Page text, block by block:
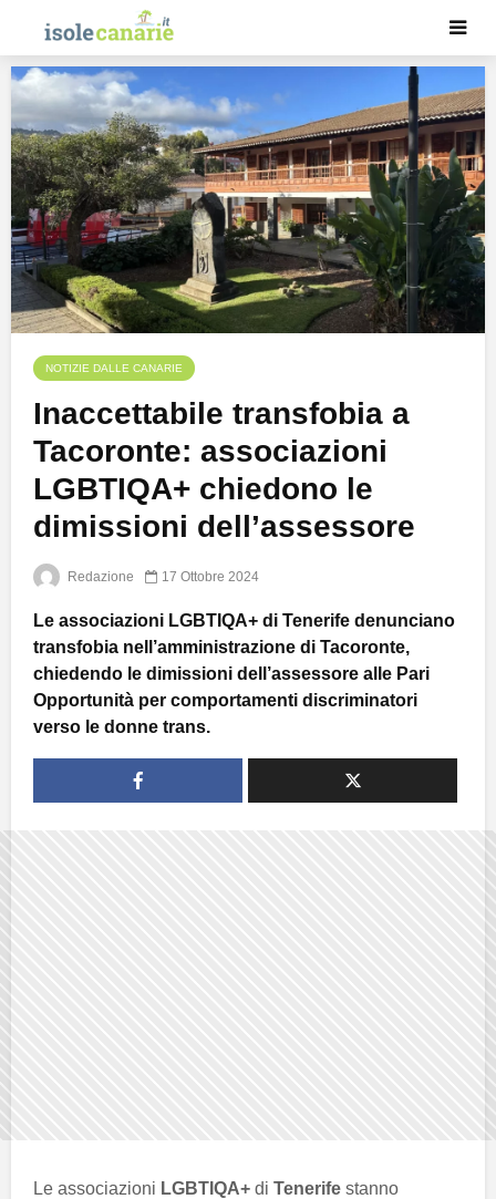
NOTIZIE DALLE CANARIE
Inaccettabile transfobia a
Tacoronte: associazioni
LGBTIQA+ chiedono le
dimissioni dell’assessore
Redazione 17 Ottobre 2024
Le associazioni LGBTIQA+ di Tenerife denunciano
transfobia nell’amministrazione di Tacoronte,
chiedendo le dimissioni dell’assessore alle Pari
Opportunità per comportamenti discriminatori
verso le donne trans.
Le associazioni LGBTIQA+ di Tenerife stanno